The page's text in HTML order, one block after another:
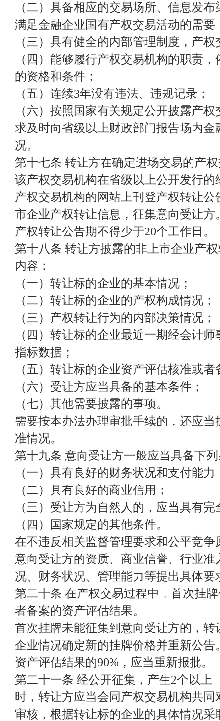
（二）具备相应的交易场所、信息发
满足金融企业国有产权交易活动的需要
（三）具有健全的内部管理制度，产
（四）能够履行产权交易机构的职责
的资格和条件；
（五）连续3年没有违法、违规记录；
（六）按照国家有关规定公开披露产
求及时向省级以上财政部门报告场内
况。
第十七条 转让方在确定进场交易的产
该产权交易机构在省级以上公开发行
产权交易机构的网站上刊登产权转让
市企业产权转让信息，征集意向受让方
产权转让公告期不得少于20个工作日。
第十八条 转让方披露的非上市企业产
内容：
（一）转让标的企业的基本情况；
（二）转让标的企业的产权构成情况；
（三）产权转让行为的内部决策情况；
（四）转让标的企业最近一期经会计
指标数据；
（五）转让标的企业资产评估核准或
（六）受让方应当具备的基本条件；
（七）其他需要披露的事项。
需要按本办法办理审批手续的，还应
准情况。
第十九条 意向受让方一般应当具备下
（一）具有良好的财务状况和支付能力
（二）具有良好的商业信用；
（三）受让方为自然人的，应当具有
（四）国家规定的其他条件。
在不违反相关监督管理要求和公平竞
意向受让方的资质、商业信誉、行业
况、财务状况、管理能力等提出具体要
第二十条 在产权交易过程中，首次挂
者备案的资产评估结果。
首次挂牌未能征集到意向受让方的，
企业情况确定新的挂牌价格并重新公
资产评估结果的90%，应当重新报批。
第二十一条 经公开征集，产生2个以上
时，转让方应当会同产权交易机构共
审核，根据转让标的企业的具体情况